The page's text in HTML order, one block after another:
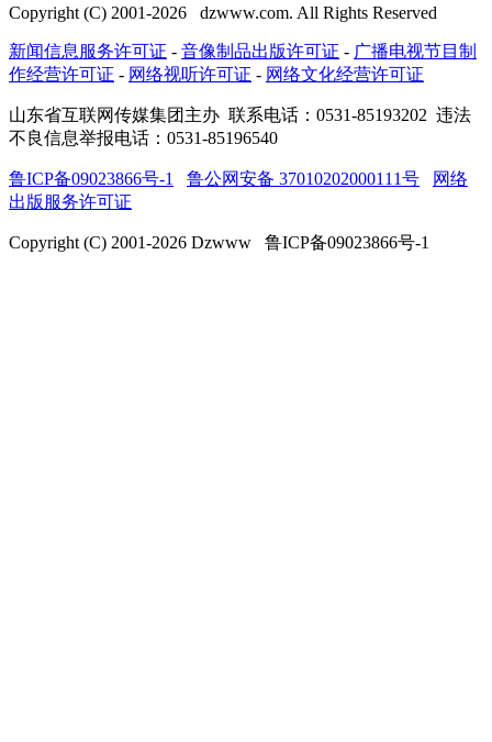
Copyright (C) 2001-2026 dzwww.com. All Rights Reserved
新闻信息服务许可证 - 音像制品出版许可证 - 广播电视节目制
作经营许可证 - 网络视听许可证 - 网络文化经营许可证
山东省互联网传媒集团主办 联系电话：0531-85193202 违法
不良信息举报电话：0531-85196540
鲁ICP备09023866号-1 鲁公网安备 37010202000111号
网络
出版服务许可证
Copyright (C) 2001-2026 Dzwww 鲁ICP备09023866号-1